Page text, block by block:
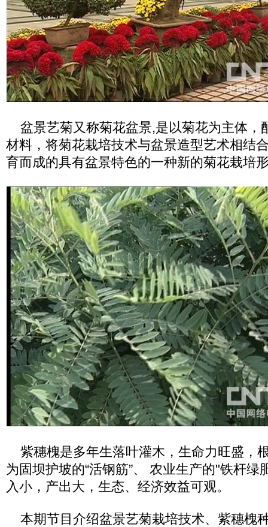
盆景艺菊又称菊花盆景,是以菊花为主体，
材料，将菊花栽培技术与盆景造型艺术相结
育而成的具有盆景特色的一种新的菊花栽培
紫穗槐是多年生落叶灌木，生命力旺盛，
为固坝护坡的“活钢筋”、 农业生产的"铁杆绿
入小，产出大，生态、经济效益可观。
本期节目介绍盆景艺菊栽培技术、紫穗槐